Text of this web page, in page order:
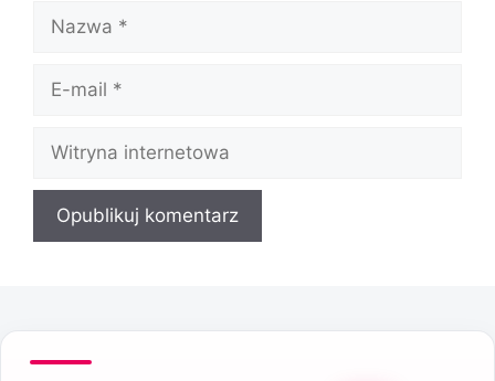
mail
internetowa